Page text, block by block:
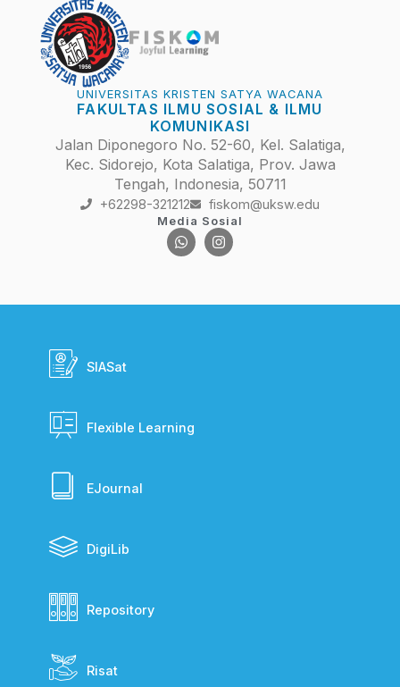
UNIVERSITAS KRISTEN SATYA WACANA
FAKULTAS ILMU SOSIAL & ILMU
KOMUNIKASI
Jalan Diponegoro No. 52-60, Kel. Salatiga,
Kec. Sidorejo, Kota Salatiga, Prov. Jawa
Tengah, Indonesia, 50711
+62298-321212 fiskom@uksw.edu
Media Sosial
SIASat
Flexible Learning
EJournal
DigiLib
Repository
Risat